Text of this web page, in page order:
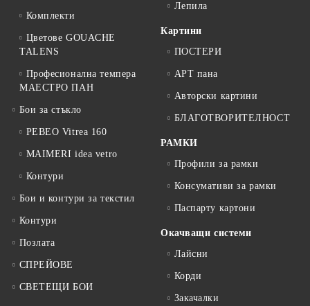
Комплекти
Цветове GOUACHE
TALENS
Професионална темпера
МАЕСТРО ПАН
Бои за стъкло
PEBEO Vitrea 160
MAIMERI idea vetro
Контури
Бои и контури за текстил
Контури
Позлата
СПРЕЙОВЕ
СВЕТЕЩИ БОИ
Лепила
Картини
ПОСТЕРИ
АРТ пана
Авторски картини
БЛАГОТВОРИТЕЛНОСТ
РАМКИ
Профили за рамки
Консумативи за рамки
Паспарту картони
Окачващи системи
Лайсни
Корди
Закачалки